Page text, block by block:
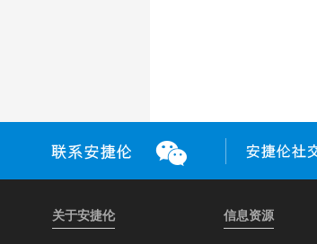
关于安捷伦 信息资源